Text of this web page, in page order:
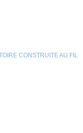
CONSTRUITE AU FIL